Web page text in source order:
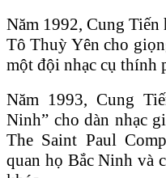
Năm 1992, Cung Tiến
Tô Thuỳ Yên cho
một đội nhạc cụ thính
Năm 1993, Cung
Ninh” cho dàn nhạc
The Saint Paul
quan họ Bắc Ninh và